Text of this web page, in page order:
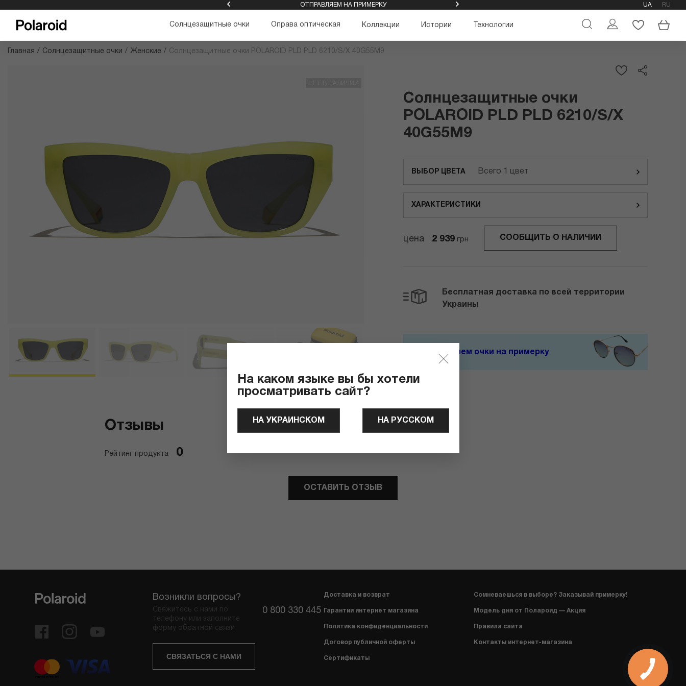
ОТПРАВЛЯЕМ НА ПРИМЕРКУ UA RU
Солнцезащитные очки Оправа оптическая Коллекции Истории Технологии
Главная / Солнцезащитные очки / Женские / Солнцезащитные очки POLAROID PLD PLD 6210/S/X 40G55M9
Солнцезащитные очки
POLAROID PLD PLD 6210/S/X
40G55M9
ВЫБОР ЦВЕТА Всего 1 цвет
ХАРАКТЕРИСТИКИ
цена 2 939 грн СООБЩИТЬ О НАЛИЧИИ
Бесплатная доставка по всей территории
Украины
Отправляем очки на примерку
Отзывы
Рейтинг продукта 0
ОСТАВИТЬ ОТЗЫВ
Возникли вопросы?
Свяжитесь с нами по
телефону или заполните
форму обратной связи
0 800 330 445
СВЯЗАТЬСЯ С НАМИ
Доставка и возврат
Гарантии интернет магазина
Политика конфиденциальности
Договор публичной оферты
Сертификаты
Сомневаешься в выборе? Заказывай примерку!
Модель дня от Полароид — Акция
Правила сайта
Контакты интернет-магазина
На каком языке вы бы хотели
просматривать сайт?
НА УКРАИНСКОМ НА РУССКОМ